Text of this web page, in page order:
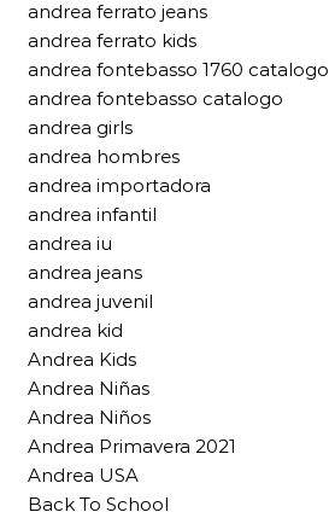
andrea ferrato jeans
andrea ferrato kids
andrea fontebasso 1760 catalogo
andrea fontebasso catalogo
andrea girls
andrea hombres
andrea importadora
andrea infantil
andrea iu
andrea jeans
andrea juvenil
andrea kid
Andrea Kids
Andrea Niñas
Andrea Niños
Andrea Primavera 2021
Andrea USA
Back To School